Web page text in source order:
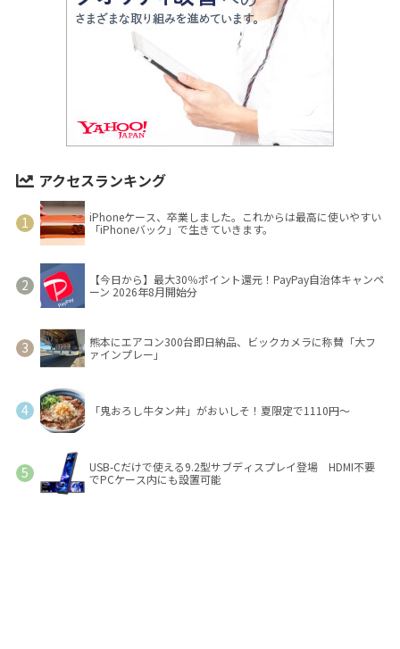
アクセスランキング
iPhoneケース、卒業しました。これからは最高に使いやすい
「iPhoneバック」で生きていきます。
【今日から】最大30％ポイント還元！PayPay自治体キャンペ
ーン 2026年8月開始分
熊本にエアコン300台即日納品、ビックカメラに称賛「大フ
ァインプレー」
「鬼おろし牛タン丼」がおいしそ！夏限定で1110円～
USB-Cだけで使える9.2型サブディスプレイ登場 HDMI不要
でPCケース内にも設置可能